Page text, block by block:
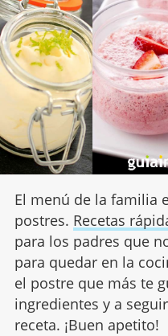
El menú de la familia
postres. Recetas
para los padres que
para quedar en la
el postre que más te
ingredientes y a
receta. ¡Buen apetito!